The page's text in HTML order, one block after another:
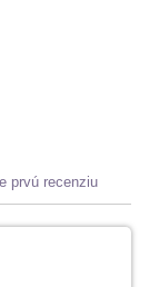
prvú recenziu